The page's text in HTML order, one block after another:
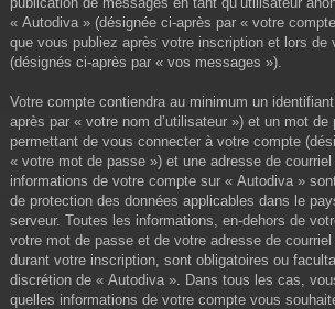
« Autodiva » (désignée ci-après par « votre
que vous publiez après votre inscription et lors de
(désignés ci-après par « vos messages »).
Votre compte contiendra au minimum un
après par « votre nom d’utilisateur ») et un mot
permettant de vous connecter à votre compte
« votre mot de passe ») et une adresse de
informations de votre compte sur « Autodiva »
de protection des données applicables dans le
serveur. Toutes les informations, en-dehors de
votre mot de passe et de votre adresse de
durant votre inscription, sont obligatoires ou
discrétion de « Autodiva ». Dans tous les cas,
quelles informations de votre compte vous